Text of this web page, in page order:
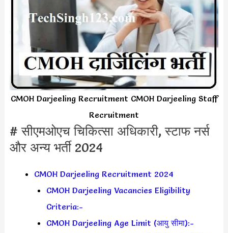
CMOH Darjeeling Recruitment CMOH Darjeeling Staff
Recruitment
# सीएमओएच चिकित्सा अधिकारी, स्टाफ नर्स
और अन्य भर्ती 2024
CMOH Darjeeling Recruitment 2024
CMOH Darjeeling Vacancies Eligibility
Criteria:-
CMOH Darjeeling Age Limit (आयु सीमा):-